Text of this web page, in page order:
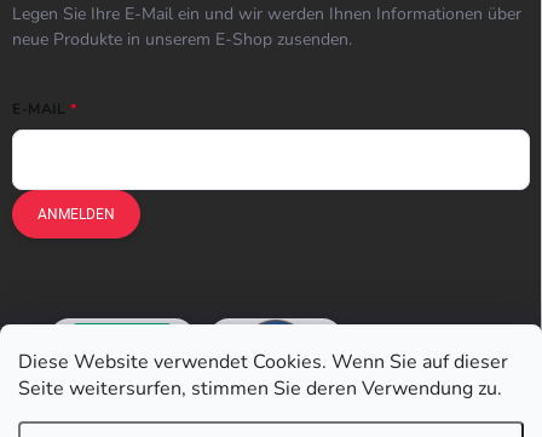
Diese Website verwendet Cookies. Wenn Sie auf dieser
Seite weitersurfen, stimmen Sie deren Verwendung zu.
Legen Sie Ihre E-Mail ein und wir werden Ihnen Informationen über
neue Produkte in unserem E-Shop zusenden.
E-MAIL
ANMELDEN